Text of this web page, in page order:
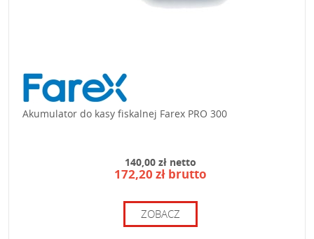
Akumulator do kasy fiskalnej Farex PRO 300
140,00 zł netto
172,20 zł brutto
ZOBACZ